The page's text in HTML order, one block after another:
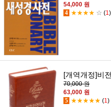
54,000 원
4 ★★★★ ☆ (1 )
[개역개정]비
70,000 원
63,000 원
5 ★★★★★ (1)